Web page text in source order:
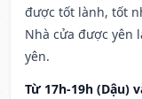
được tốt lành, tốt
Nhà cửa được yên
yên.
Từ 17h-19h (Dậu)